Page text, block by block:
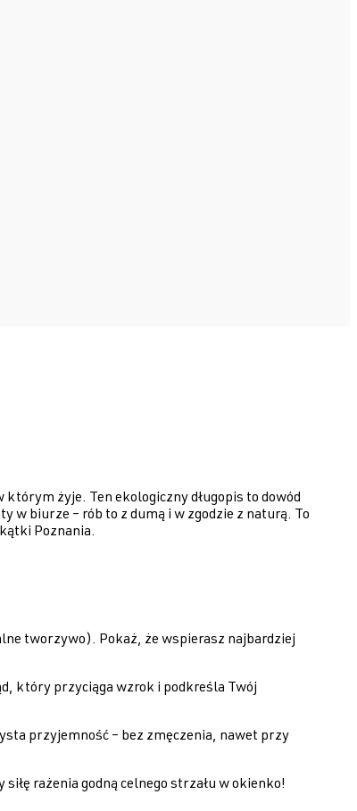
żyje. Ten ekologiczny długopis to dowód
w biurze – rób to z dumą i w zgodzie z naturą. To
Poznania.
tworzywo). Pokaż, że wspierasz najbardziej
który przyciąga wzrok i podkreśla Twój
przyjemność – bez zmęczenia, nawet przy
rażenia godną celnego strzału w okienko!